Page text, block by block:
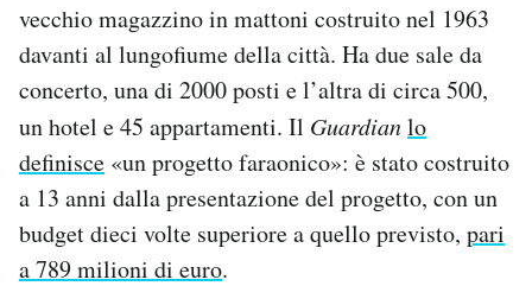
vecchio magazzino in mattoni costruito nel 1963
davanti al lungofiume della città. Ha due sale da
concerto, una di 2000 posti e l’altra di circa 500,
un hotel e 45 appartamenti. Il Guardianlo
definisce «un progetto faraonico»: è stato costruito
a 13 anni dalla presentazione del progetto, con un
budget dieci volte superiore a quello previsto, pari
a 789 milioni di euro.